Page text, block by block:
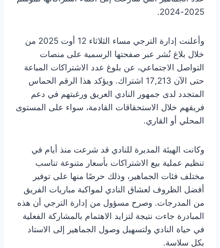
2025-2024.
وأعلنت إدارة الترجي مساء الثلاثاء 12 أوت 2025 من
خلال بلاغ نُشر عبر صفحتها الرسمية على منصات
التواصل الاجتماعي، عن بلوغ عدد الاشتراكات المباعة
حتى الآن 17,213 اشتراك. ويؤكد هذا الرقم الحماس
المتجدد لدى جمهور النادي العريق ورغبتهم في دعم
فريقهم خلال الاستحقاقات القادمة، سواء على المستوى
المحلي أو القاري.
وكانت الهيئة المديرة للنادي قد شرعت منذ أيام في
تنظيم عملية بيع الاشتراكات بأسعار متنوعة تناسب
مختلف فئات الجماهير، وذلك حرصًا منها على توفير
أفضل الظروف لعشاق النادي لمواكبة مباريات الفريق
من المدرجات. وصرح مسؤول من إدارة الترجي أن هذه
المبادرة جاءت نتيجة لتزايد الاهتمام بالمشاركة الفعلية
في حياة النادي ولتسهيل وصول الجماهير إلى الاستاد
بكل سلاسة.